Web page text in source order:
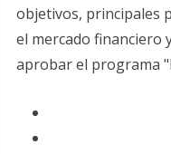
objetivos, principales
el mercado financiero
aprobar el programa